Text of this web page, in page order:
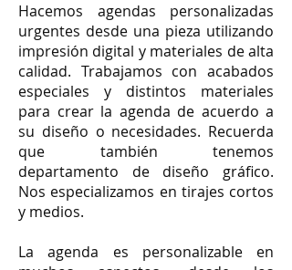
Hacemos agendas personalizadas
urgentes desde una pieza utilizando
impresión digital y materiales de alta
calidad. Trabajamos con acabados
especiales y distintos materiales
para crear la agenda de acuerdo a
su diseño o necesidades. Recuerda
que también tenemos
departamento de diseño gráfico.
Nos especializamos en tirajes cortos
y medios. ​
La agenda es personalizable en